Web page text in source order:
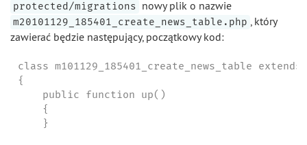
protected/migrations nowy plik o nazwie
m20101129_185401_create_news_table.php , który
zawierać będzie następujący, początkowy kod:
class m101129_185401_create_news_table
{
    public function up()
    {
    }